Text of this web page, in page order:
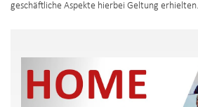
geschäftliche Aspekte hierbei Geltung erhielten.